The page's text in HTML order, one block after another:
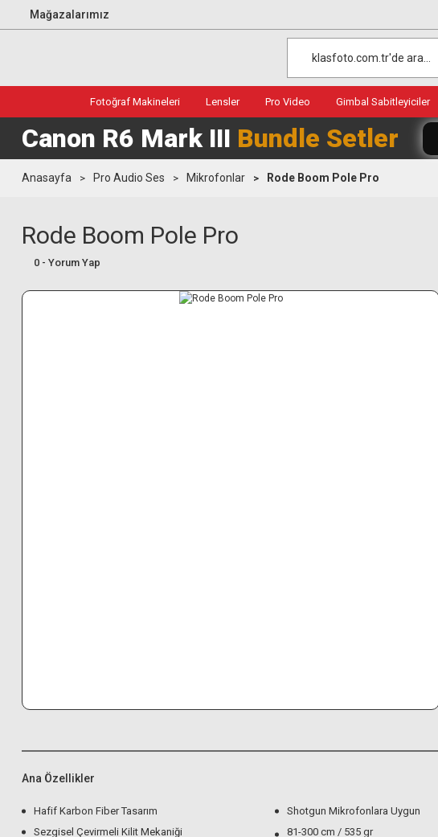
Mağazalarımız
Fotoğraf Makineleri Lensler Pro Video Gimbal Sabitleyiciler
Canon R6 Mark III Bundle Setler
Anasayfa Pro Audio Ses Mikrofonlar Rode Boom Pole Pro
Rode Boom Pole Pro
0 - Yorum Yap
Ana Özellikler
Hafif Karbon Fiber Tasarım
Shotgun Mikrofonlara Uygun
Sezgisel Çevirmeli Kilit Mekaniği
81-300 cm / 535 gr